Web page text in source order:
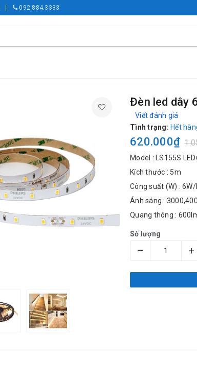
092.884.3333
Đèn led dây
Viết đánh giá
Tình trạng: Hết
620.000₫
Model : LS155S
Kích thước : 5m
Công suất (W) : 6W/
Ánh sáng :
Quang thông :
Số lượng
– +